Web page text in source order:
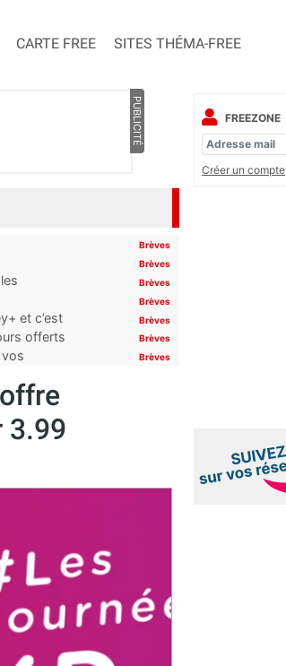
CARTE FREE SITES THÉMA-FREE
PUBLICITÉ
Brèves
Brèves
Brèves
Brèves
et c’est
Brèves
offerts Brèves
Brèves
3.99
FREEZONE
Créer un compte